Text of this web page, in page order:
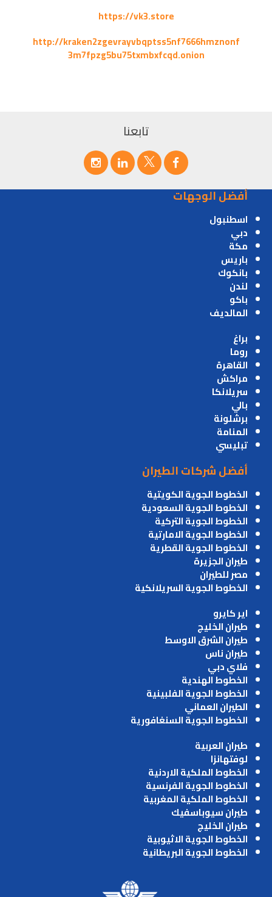
https://vk3.store
http://kraken2zgevrayvbqptss5nf7666hmznonf
3m7fpzg5bu75txmbxfcqd.onion
تابعنا
أفضل الوجهات
اسطنبول
دبي
مكة
باريس
بانكوك
لندن
باكو
المالديف
براغ
روما
القاهرة
مراكش
سريلانكا
بالي
برشلونة
المنامة
تبليسي
أفضل شركات الطيران
الخطوط الجوية الكويتية
الخطوط الجوية السعودية
الخطوط الجوية التركية
الخطوط الجوية الامارتية
الخطوط الجوية القطرية
طيران الجزيرة
مصر للطيران
الخطوط الجوية السريلانكية
اير كايرو
طيران الخليج
طيران الشرق الاوسط
طيران ناس
فلاي دبي
الخطوط الهندية
الخطوط الجوية الفلبينية
الطيران العماني
الخطوط الجوية السنغافورية
طيران العربية
لوفتهانزا
الخطوط الملكية الاردنية
الخطوط الجوية الفرنسية
الخطوط الملكية المغربية
طيران سيوباسفيك
طيران الخليج
الخطوط الجوية الاثيوبية
الخطوط الجوية البريطانية